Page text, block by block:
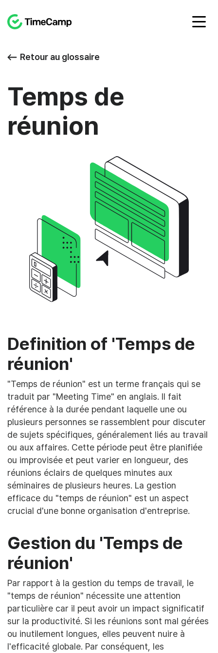
Retour au glossaire
Temps de
réunion
Definition of 'Temps de
réunion'
"Temps de réunion" est un terme français qui se
traduit par "Meeting Time" en anglais. Il fait
référence à la durée pendant laquelle une ou
plusieurs personnes se rassemblent pour discuter
de sujets spécifiques, généralement liés au travail
ou aux affaires. Cette période peut être planifiée
ou improvisée et peut varier en longueur, des
réunions éclairs de quelques minutes aux
séminaires de plusieurs heures. La gestion
efficace du "temps de réunion" est un aspect
crucial d'une bonne organisation d'entreprise.
Gestion du 'Temps de
réunion'
Par rapport à la gestion du temps de travail, le
"temps de réunion" nécessite une attention
particulière car il peut avoir un impact significatif
sur la productivité. Si les réunions sont mal gérées
ou inutilement longues, elles peuvent nuire à
l'efficacité globale. Par conséquent, les